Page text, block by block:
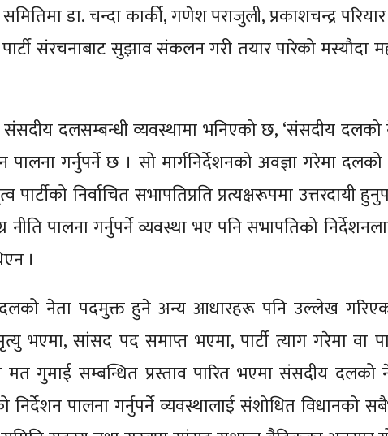
डा. चन्दा कार्की, गणेश पराजुली, प्रकाशचन्द्र
संरचनाबाट सुझाव संकलन गरी तयार पारेको मस्यौदा
दलसम्बन्धी व्यवस्थामा भनिएको छ, ‘संसदीय दलको
पालना गर्नुपर्ने छ । सो मार्गनिर्देशनको अवज्ञा गरेमा
निर्वाचित सभापतिप्रति प्रत्यक्षरूपमा
नीति पालना गर्नुपर्ने व्यवस्था भए पनि सभापतिको
।
नेता पदमुक्त हुने अन्य आधारहरू पनि उल्लेख
भएमा, सांसद पद समाप्त भएमा, पार्टी त्याग गरेमा वा
मत गुमाई सम्बन्धित प्रस्ताव पारित भएमा संसदीय
निर्देशन पालना गर्नुपर्ने व्यवस्थालाई संशोधित विधानको